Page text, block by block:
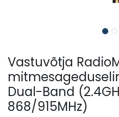
Vastuvõtja
Dual-Band
868/915MHz)